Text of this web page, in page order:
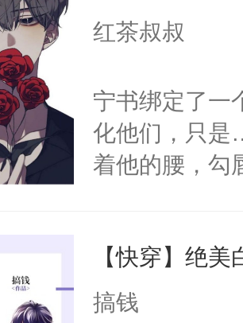
红茶叔叔
宁书绑定了一
化他们，只是
着他的腰，勾
来，给老公
用力——为你
【快穿】绝
搞钱